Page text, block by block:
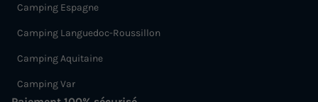
Camping Espagne
Camping Languedoc-Roussillon
Camping Aquitaine
Camping Var